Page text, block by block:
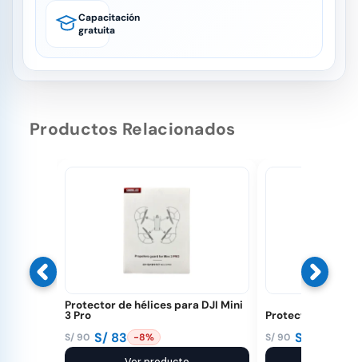
Capacitación
gratuita
Productos Relacionados
Protector de hélices para DJI Mini
3 Pro
S/90
El
S/ 83
El
-8%
Protector de
S/90
El
S/
El